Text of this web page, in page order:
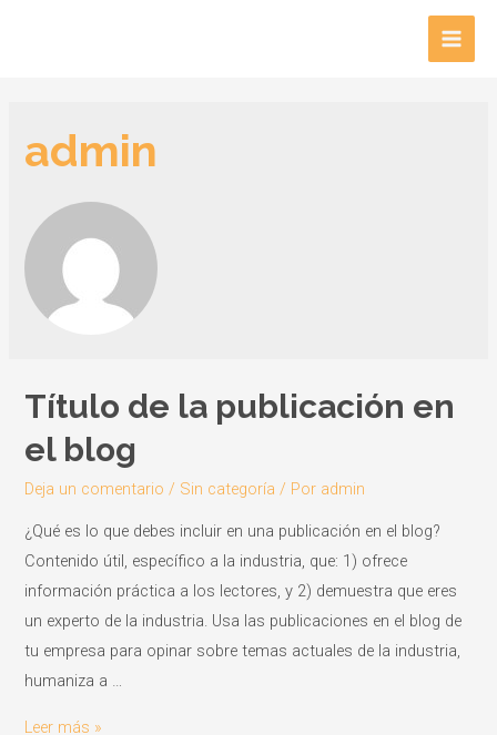
Main
admin
Título de la publicación en
el blog
Deja un comentario / Sin categoría / Por admin
¿Qué es lo que debes incluir en una publicación en el blog?
Contenido útil, específico a la industria, que: 1) ofrece
información práctica a los lectores, y 2) demuestra que eres
un experto de la industria. Usa las publicaciones en el blog de
tu empresa para opinar sobre temas actuales de la industria,
humaniza a …
Título
Leer más »